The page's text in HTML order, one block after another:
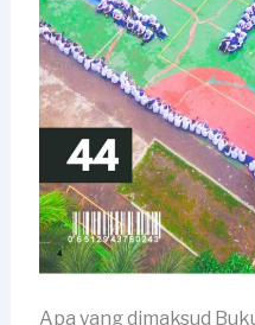
Apa yang dimaksud